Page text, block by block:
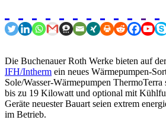
Die Buchenauer Roth Werke bieten auf
IFH/Intherm ein neues Wärmepumpen-
Sole/Wasser-Wärmepumpen
bis zu 19 Kilowatt und optional mit
Geräte neuester Bauart seien extrem
im Betrieb.